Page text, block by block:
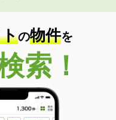
の物件を
索！